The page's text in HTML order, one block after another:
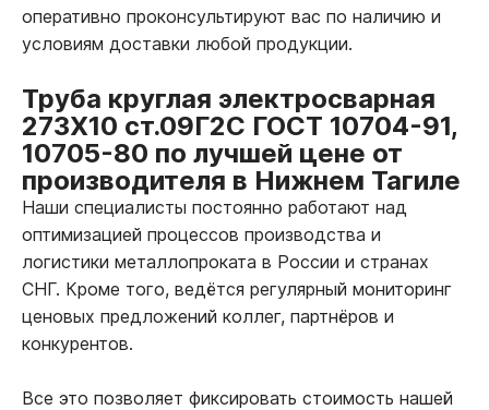
оперативно проконсультируют вас по наличию и
условиям доставки любой продукции.
Труба круглая электросварная
273Х10 ст.09Г2С ГОСТ 10704-91,
10705-80 по лучшей цене от
производителя в Нижнем Тагиле
Наши специалисты постоянно работают над
оптимизацией процессов производства и
логистики металлопроката в России и странах
СНГ. Кроме того, ведётся регулярный мониторинг
ценовых предложений коллег, партнёров и
конкурентов.
Все это позволяет фиксировать стоимость нашей